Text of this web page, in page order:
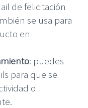
de felicitación
se usa para
en
: puedes
para que se
o